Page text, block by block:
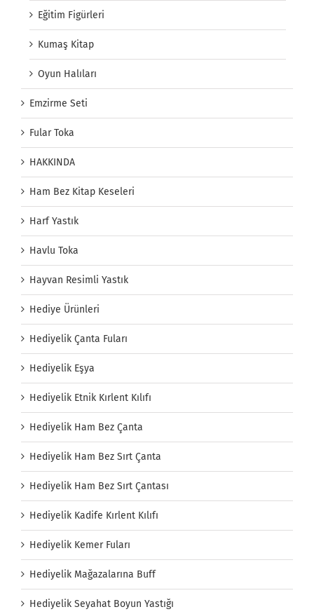
Eğitim Figürleri
Kumaş Kitap
Oyun Halıları
Emzirme Seti
Fular Toka
HAKKINDA
Ham Bez Kitap Keseleri
Harf Yastık
Havlu Toka
Hayvan Resimli Yastık
Hediye Ürünleri
Hediyelik Çanta Fuları
Hediyelik Eşya
Hediyelik Etnik Kırlent Kılıfı
Hediyelik Ham Bez Çanta
Hediyelik Ham Bez Sırt Çanta
Hediyelik Ham Bez Sırt Çantası
Hediyelik Kadife Kırlent Kılıfı
Hediyelik Kemer Fuları
Hediyelik Mağazalarına Buff
Hediyelik Seyahat Boyun Yastığı